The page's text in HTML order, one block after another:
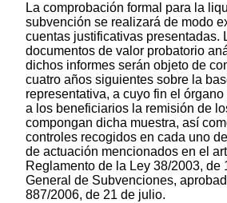
La comprobación formal para la
subvención se realizará de modo
cuentas justificativas presentadas.
documentos de valor probatorio
dichos informes serán objeto de
cuatro años siguientes sobre la
representativa, a cuyo fin el
a los beneficiarios la remisión de
compongan dicha muestra, así
controles recogidos en cada uno
de actuación mencionados en el
Reglamento de la Ley 38/2003, de
General de Subvenciones,
887/2006, de 21 de julio.